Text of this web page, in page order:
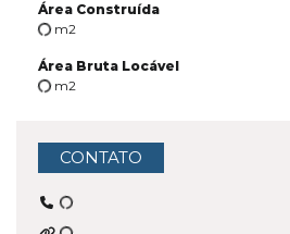
Área Construída
m2
Área Bruta Locável
m2
CONTATO